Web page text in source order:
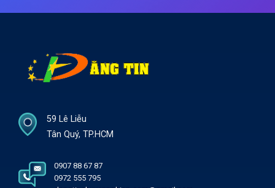
59 Lê Liễu
Tân Quý, TP.HCM
0907 88 67 87
0972 555 795